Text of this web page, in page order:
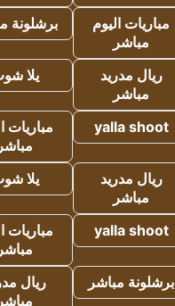
مباريات اليوم
مباشر
برشلونة
ريال مدريد
مباشر
يلا
yalla shoot
مباريات
مباشر
ريال مدريد
مباشر
يلا
yalla shoot
مباريات
مباشر
برشلونة مباشر
ريال
مباشر